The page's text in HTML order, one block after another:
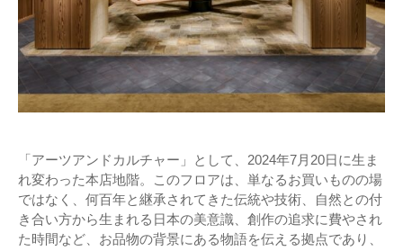
「アーツアンドカルチャー」として、2024年7月20日に生ま
れ変わった本店地階。このフロアは、単なるお買いものの場
ではなく、何百年と継承されてきた伝統や技術、自然との付
き合い方から生まれる日本の美意識、創作の追求に費やされ
た時間など、お品物の背景にある物語を伝える拠点であり、